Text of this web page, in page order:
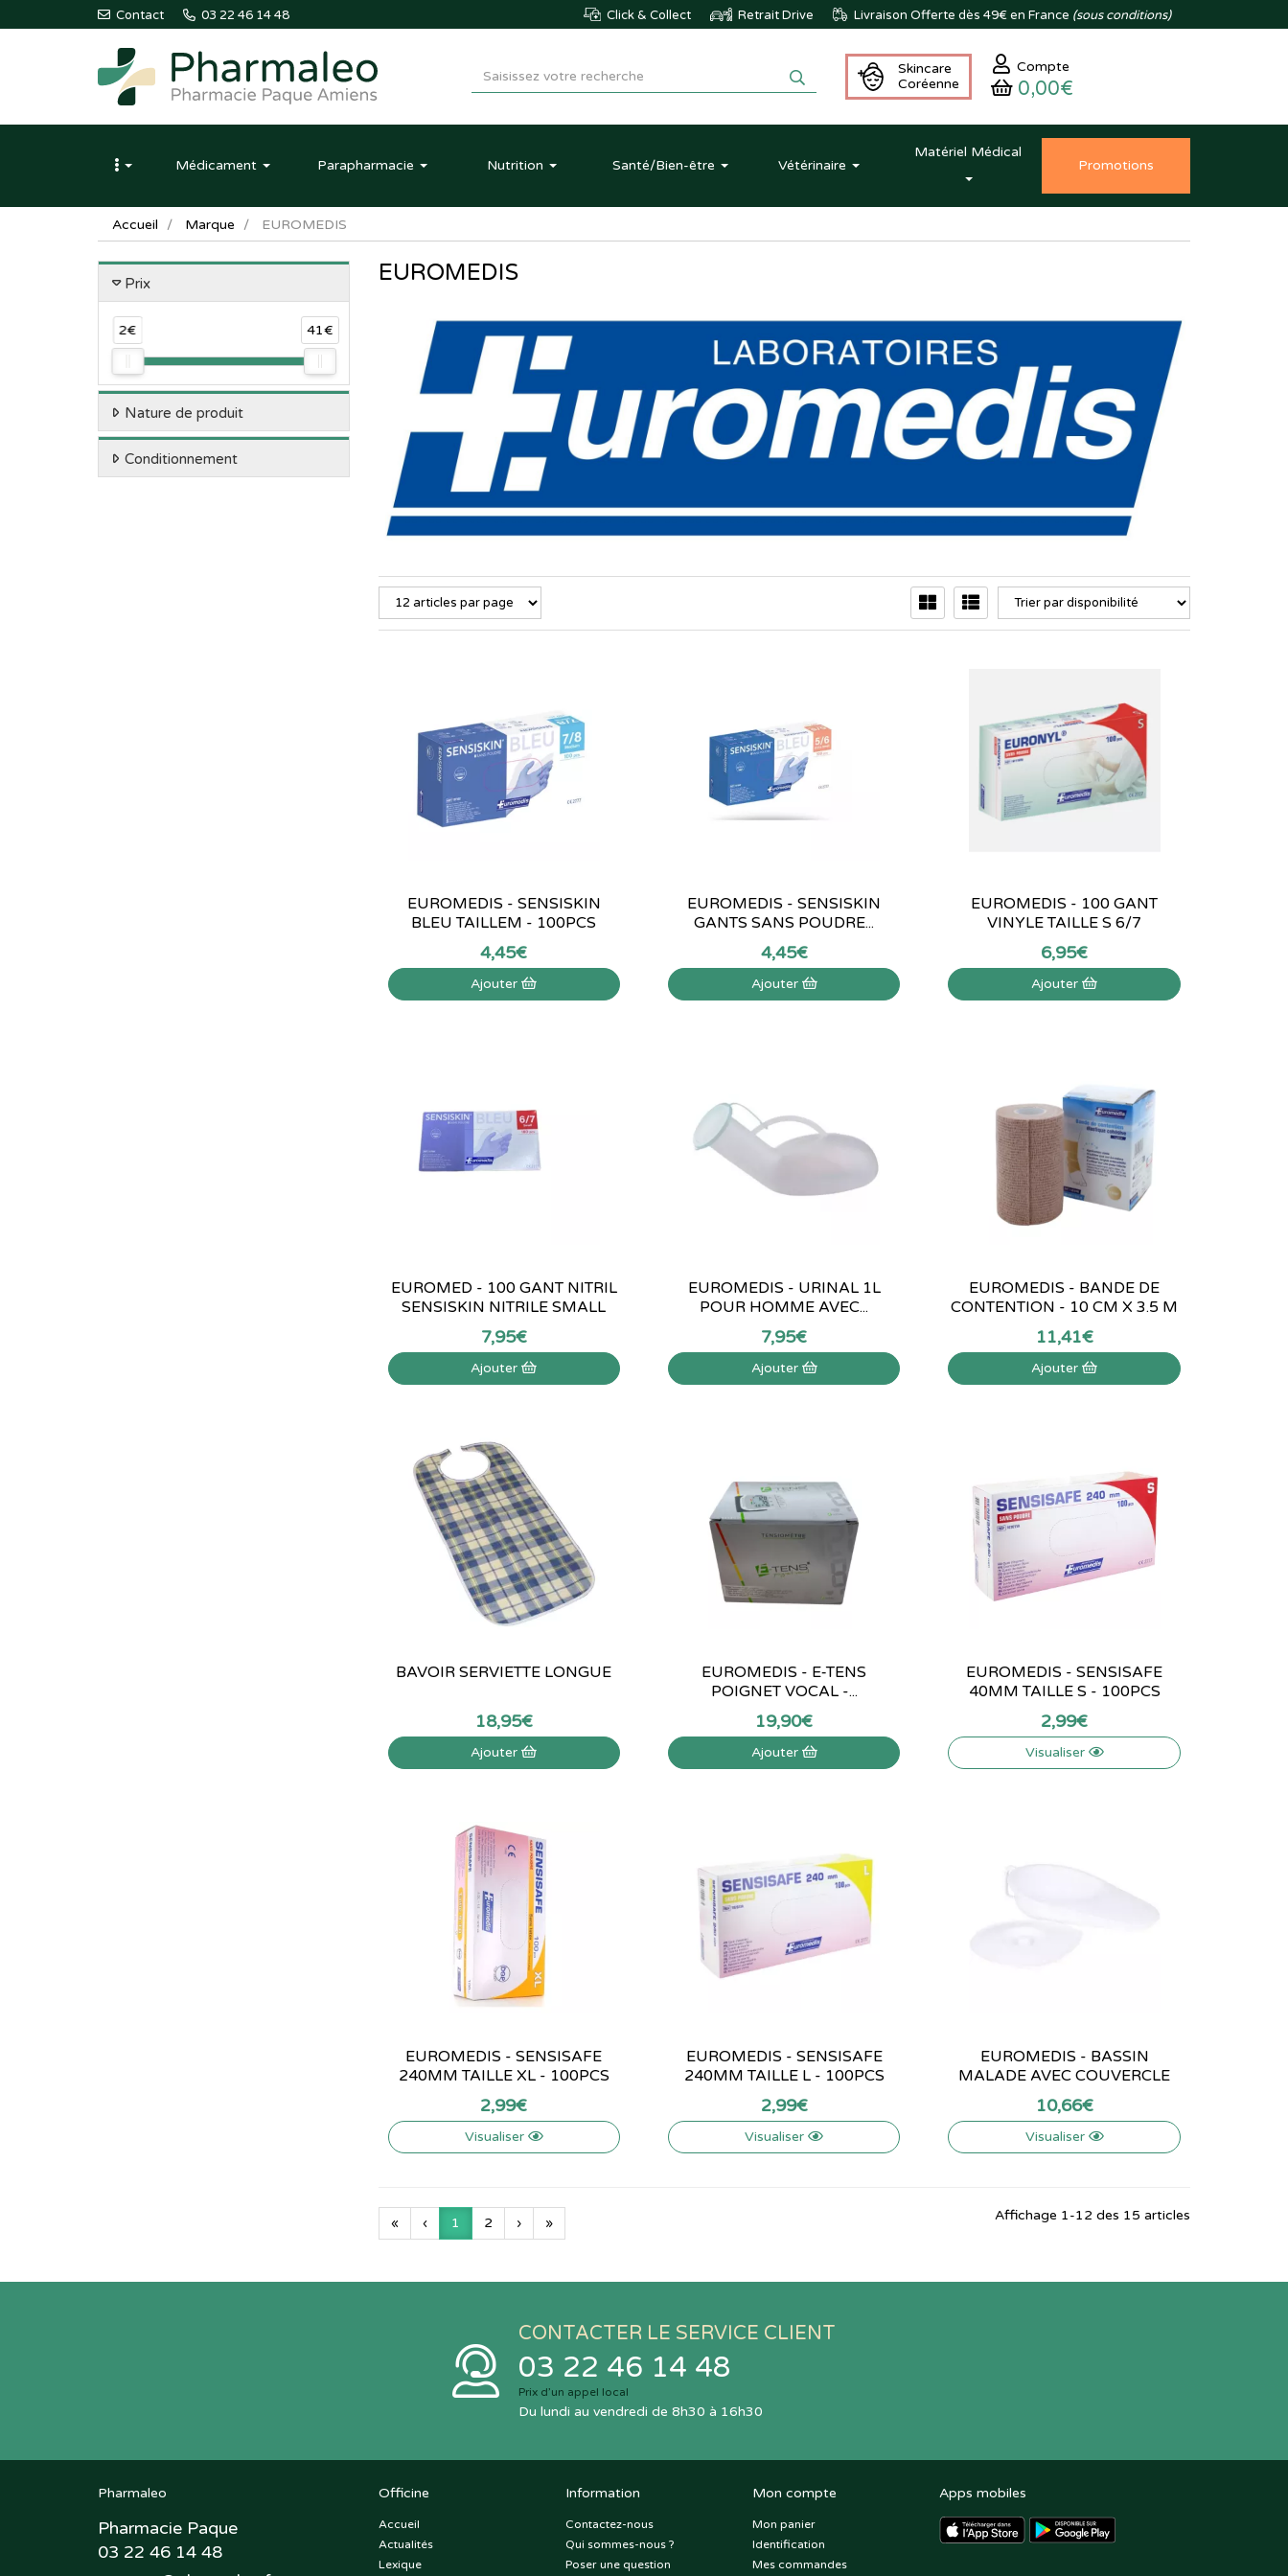
Contact 03 22 46 14 48 Click & Collect Retrait Drive Livraison Offerte dès 49€ en France (sous conditions)
Pharmaleo
Pharmacie
Paque
Amiens
Skincare
Coréenne
Compte
0,00€
Médicament Parapharmacie Nutrition Santé/Bien-être Vétérinaire
Matériel Médical
Promotions
Accueil Marque EUROMEDIS
Prix
2€ 41€
Nature de produit
Conditionnement
EUROMEDIS
EUROMEDIS - SENSISKIN
BLEU TAILLEM - 100PCS
4,45€
Ajouter
EUROMEDIS - SENSISKIN
GANTS SANS POUDRE...
4,45€
Ajouter
EUROMEDIS - 100 GANT
VINYLE TAILLE S 6/7
6,95€
Ajouter
EUROMED - 100 GANT NITRIL
SENSISKIN NITRILE SMALL
7,95€
Ajouter
EUROMEDIS - URINAL 1L
POUR HOMME AVEC...
7,95€
Ajouter
EUROMEDIS - BANDE DE
CONTENTION - 10 CM X 3.5 M
11,41€
Ajouter
BAVOIR SERVIETTE LONGUE
18,95€
Ajouter
EUROMEDIS - E‑TENS
POIGNET VOCAL -...
19,90€
Ajouter
EUROMEDIS - SENSISAFE
40MM TAILLE S - 100PCS
2,99€
Visualiser
EUROMEDIS - SENSISAFE
240MM TAILLE XL - 100PCS
2,99€
Visualiser
EUROMEDIS - SENSISAFE
240MM TAILLE L - 100PCS
2,99€
Visualiser
EUROMEDIS - BASSIN
MALADE AVEC COUVERCLE
10,66€
Visualiser
« ‹ 1 2 › » Affichage 1-12 des 15 articles
CONTACTER LE SERVICE CLIENT
03 22 46 14 48
Prix d’un appel local
Du lundi au vendredi de 8h30 à 16h30
Pharmaleo
Pharmacie Paque
03 22 46 14 48
Officine
Accueil
Actualités
Lexique
Information
Contactez-nous
Qui sommes-nous ?
Poser une question
Mon compte
Mon panier
Identification
Mes commandes
Apps mobiles